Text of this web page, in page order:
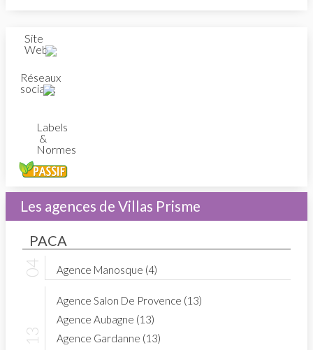
Site
Web
Réseaux
sociaux
Labels
&
Normes
Les agences de Villas Prisme
PACA
Agence Manosque (4)
Agence Salon De Provence (13)
Agence Aubagne (13)
Agence Gardanne (13)